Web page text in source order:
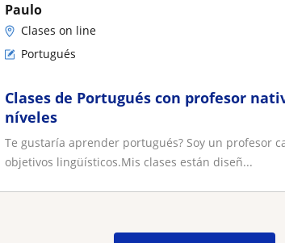
Paulo
Clases on line
Portugués
Clases de Portugués con profesor
níveles
Te gustaría aprender portugués? Soy un profesor
objetivos lingüísticos.Mis clases están diseñ...